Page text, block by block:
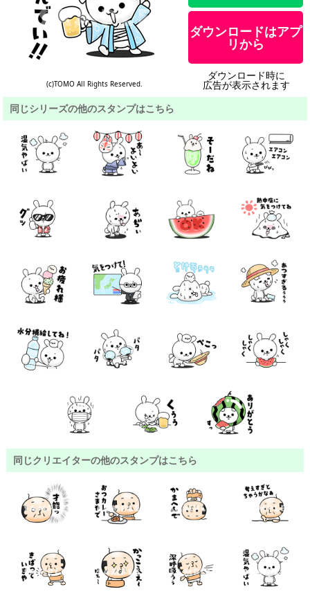
(c)TOMO All Rights Reserved.
ダウンロードはアプ
リから
ダウンロード時に
広告が表示されます
同じシリーズの他のスタンプはこちら
同じクリエイターの他のスタンプはこちら